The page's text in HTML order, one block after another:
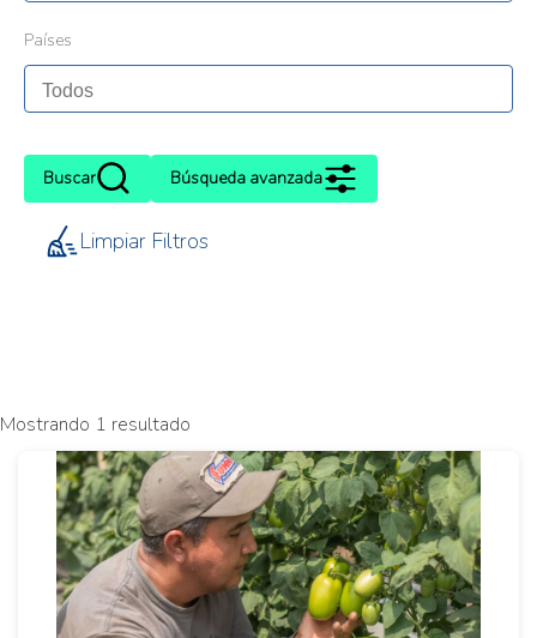
Países
Buscar Búsqueda avanzada
Limpiar Filtros
Mostrando 1 resultado